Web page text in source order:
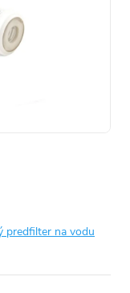
predfilter na vodu